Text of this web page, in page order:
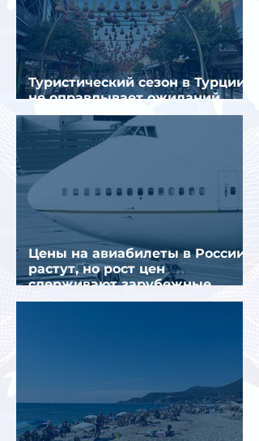
Туристический сезон в Турции
не оправдывает ожиданий
отрасли
Цены на авиабилеты в России
растут, но рост цен
сдерживают зарубежные
конкуренты